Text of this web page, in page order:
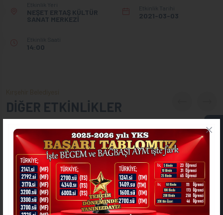
Etkinlik Yeri
NEŞET ERTAŞ KÜLTÜR
SANAT MERKEZİ
Etkinlik Tarihi
2021-03-03
Etkinlik Saati
14:00
DİĞER ETKİNLİKLER
ONLİNE İŞLEMLER